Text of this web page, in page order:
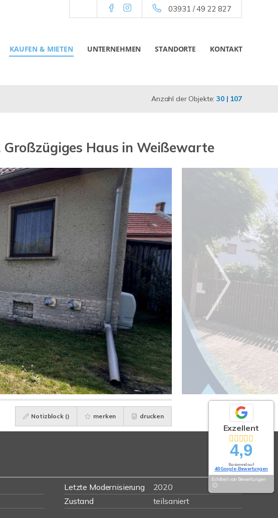
03931 / 49 22 827
KAUFEN & MIETEN UNTERNEHMEN STANDORTE KONTAKT
Anzahl der Objekte:30 | 107
Haus in Weißewarte
Notizblock () merken drucken
Letzte Modernisierung
2020
Zustand
teilsaniert
Exzellent
4,9
Basierend auf
48 Google-Bewertungen
Echtheit von Bewertungen